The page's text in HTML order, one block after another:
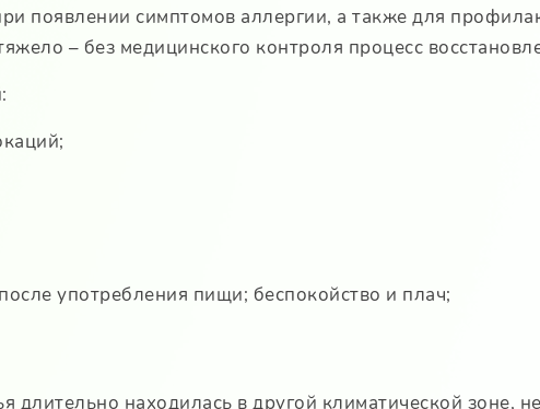
появлении симптомов аллергии, а также для
– без медицинского контроля процесс
употребления пищи; беспокойство и плач;
длительно находилась в другой климатической зоне,